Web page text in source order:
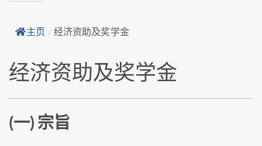
主页 / 经济资助及奖学金
经济资助及奖学金
(一) 宗旨